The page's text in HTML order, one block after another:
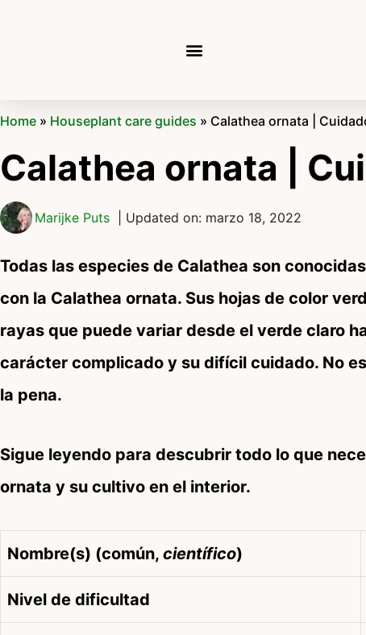
Home » Houseplant care guides » Calathea ornata |
Calathea ornata |
Marijke Puts | Updated on: marzo 18, 2022
Todas las especies de Calathea son
con la Calathea ornata. Sus hojas de color
rayas que puede variar desde el verde claro
carácter complicado y su difícil cuidado. No
la pena.
Sigue leyendo para descubrir todo lo que
ornata y su cultivo en el interior.
Nombre(s) (común, científico)
Nivel de dificultad